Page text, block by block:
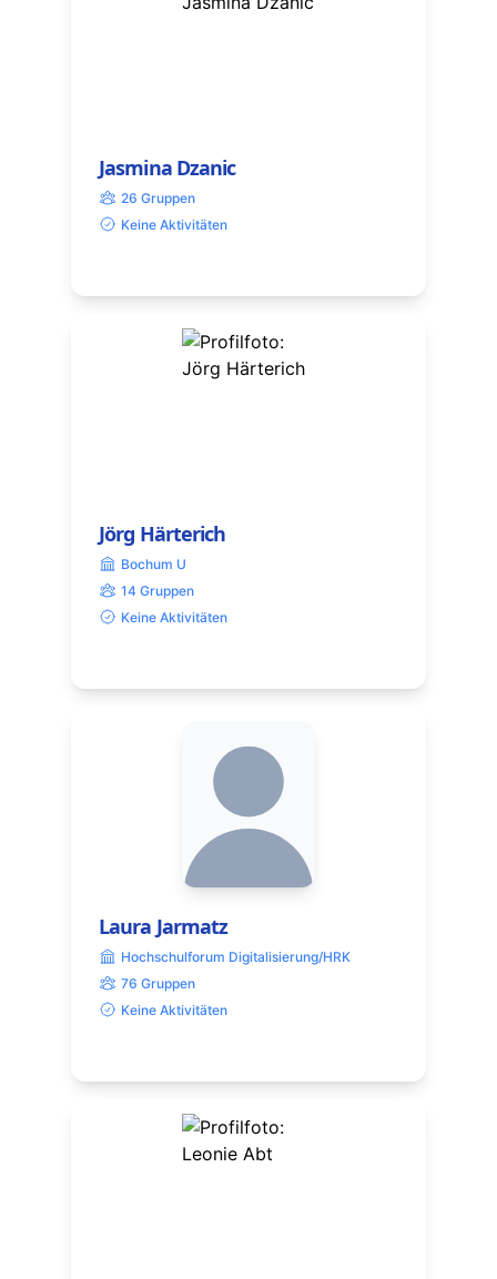
Jasmina Dzanic
26 Gruppen
Keine Aktivitäten
Jörg Härterich
Bochum U
14 Gruppen
Keine Aktivitäten
Laura Jarmatz
Hochschulforum Digitalisierung/HRK
76 Gruppen
Keine Aktivitäten